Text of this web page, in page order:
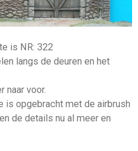
is NR: 322
langs de deuren en het
naar voor.
is opgebracht met de airbrush
de details nu al meer en